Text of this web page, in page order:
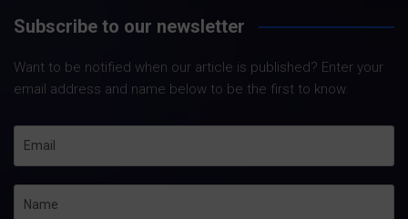
Subscribe to our newsletter
Want to be notified when our article is published? Enter your
email address and name below to be the first to know.